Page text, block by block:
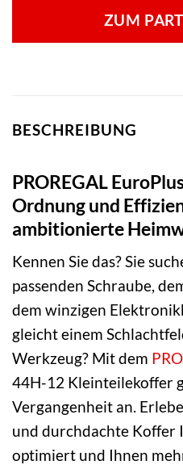
ZUM
BESCHREIBUNG
PROREGAL
Ordnung und
ambitionierte
Kennen Sie das? Sie
passenden Schraube,
dem winzigen
gleicht einem
Werkzeug? Mit dem
44H-12 Kleinteilekoffer
Vergangenheit an.
und durchdachte Koffer
optimiert und Ihnen